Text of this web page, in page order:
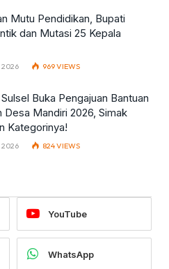
Mutu Pendidikan, Bupati
dan Mutasi 25 Kepala
2026 969VIEWS
Buka Pengajuan Bantuan
Desa Mandiri 2026, Simak
Kategorinya!
2026 824VIEWS
YouTube
WhatsApp